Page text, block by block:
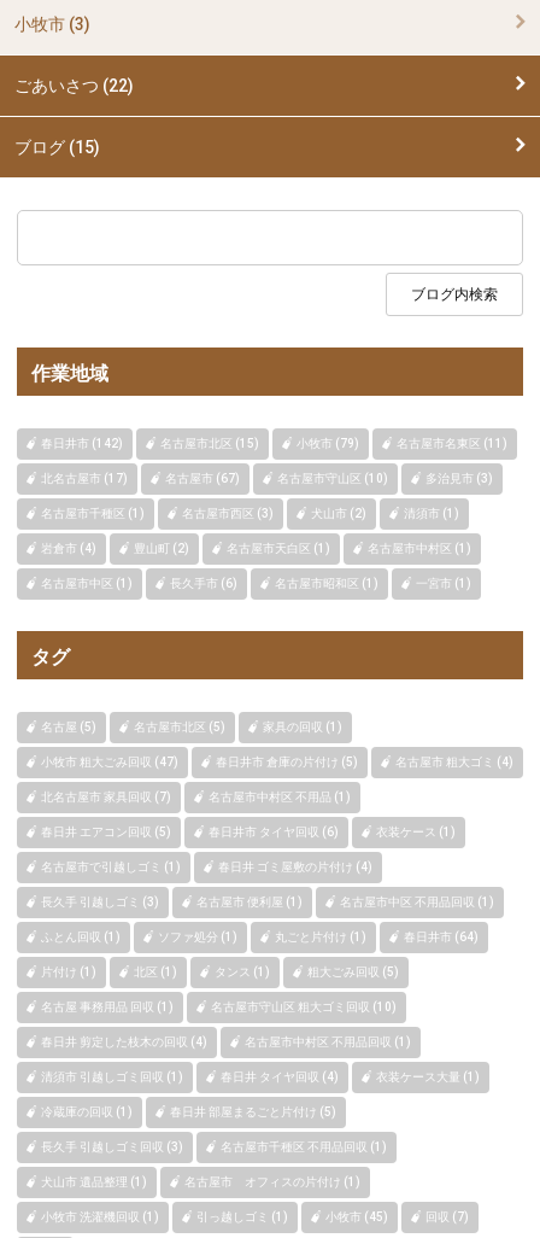
小牧市 (3)
ごあいさつ (22)
ブログ (15)
作業地域
春日井市 (142) 名古屋市北区 (15) 小牧市 (79) 名古屋市名東区 (11)
北名古屋市 (17) 名古屋市 (67) 名古屋市守山区 (10) 多治見市 (3)
名古屋市千種区 (1) 名古屋市西区 (3) 犬山市 (2) 清須市 (1)
岩倉市 (4) 豊山町 (2) 名古屋市天白区 (1) 名古屋市中村区 (1)
名古屋市中区 (1) 長久手市 (6) 名古屋市昭和区 (1) 一宮市 (1)
タグ
名古屋 (5) 名古屋市北区 (5) 家具の回収 (1)
小牧市 粗大ごみ回収 (47) 春日井市 倉庫の片付け (5) 名古屋市 粗大ゴミ (4)
北名古屋市 家具回収 (7) 名古屋市中村区 不用品 (1)
春日井 エアコン回収 (5) 春日井市 タイヤ回収 (6) 衣装ケース (1)
名古屋市で引越しゴミ (1) 春日井 ゴミ屋敷の片付け (4)
長久手 引越しゴミ (3) 名古屋市 便利屋 (1) 名古屋市中区 不用品回収 (1)
ふとん回収 (1) ソファ処分 (1) 丸ごと片付け (1) 春日井市 (64)
片付け (1) 北区 (1) タンス (1) 粗大ごみ回収 (5)
名古屋 事務用品 回収 (1) 名古屋市守山区 粗大ゴミ回収 (10)
春日井 剪定した枝木の回収 (4) 名古屋市中村区 不用品回収 (1)
清須市 引越しゴミ回収 (1) 春日井 タイヤ回収 (4) 衣装ケース大量 (1)
冷蔵庫の回収 (1) 春日井 部屋まるごと片付け (5)
長久手 引越しゴミ回収 (3) 名古屋市千種区 不用品回収 (1)
犬山市 遺品整理 (1) 名古屋市 オフィスの片付け (1)
小牧市 洗濯機回収 (1) 引っ越しゴミ (1) 小牧市 (45) 回収 (7)